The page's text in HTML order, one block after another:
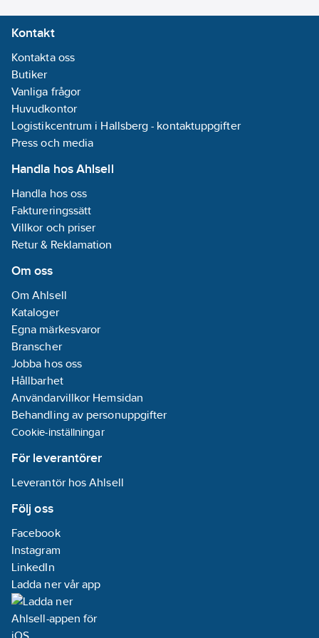
Kontakt
Kontakta oss
Butiker
Vanliga frågor
Huvudkontor
Logistikcentrum i Hallsberg - kontaktuppgifter
Press och media
Handla hos Ahlsell
Handla hos oss
Faktureringssätt
Villkor och priser
Retur & Reklamation
Om oss
Om Ahlsell
Kataloger
Egna märkesvaror
Branscher
Jobba hos oss
Hållbarhet
Användarvillkor Hemsidan
Behandling av personuppgifter
Cookie-inställningar
För leverantörer
Leverantör hos Ahlsell
Följ oss
Facebook
Instagram
LinkedIn
Ladda ner vår app